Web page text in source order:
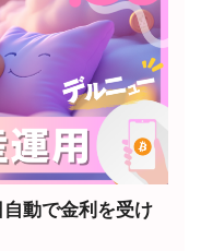
動で金利を受け